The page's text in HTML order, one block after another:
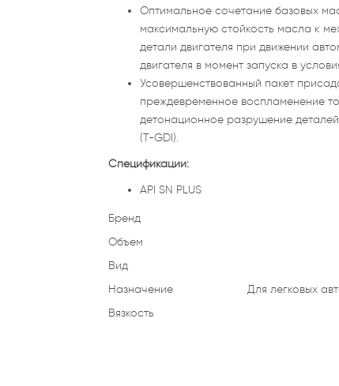
Оптимальное сочетание базовых
максимальную стойкость масла к
детали двигателя при движении
двигателя в момент запуска в
Усовершенствованный пакет
преждевременное воспламенение
детонационное разрушение
(T-GDI).
Спецификации:
API SN PLUS
Бренд
Объем
Вид
Назначение
Для легковых
Вязкость